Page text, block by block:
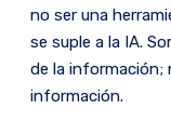
no ser una
se suple a la IA.
de la información;
información.